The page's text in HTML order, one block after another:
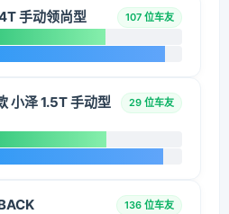
手动领尚型 107 位车友
小泽 1.5T 手动型
29 位车友
136 位车友